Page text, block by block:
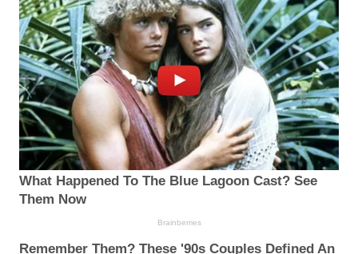
What Happened To The Blue Lagoon Cast? See
Them Now
Brainberries
Remember Them? These '90s Couples Defined An